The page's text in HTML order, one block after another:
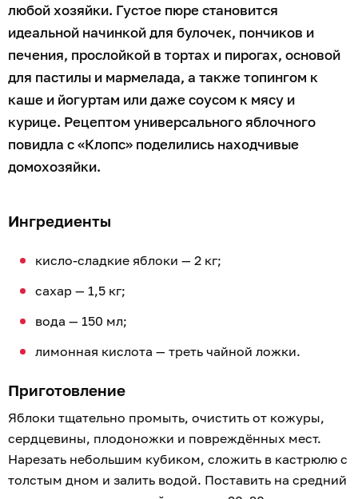
любой хозяйки. Густое пюре становится
идеальной начинкой для булочек, пончиков и
печения, прослойкой в тортах и пирогах, основой
для пастилы и мармелада, а также топингом к
каше и йогуртам или даже соусом к мясу и
курице. Рецептом универсального яблочного
повидла с «Клопс» поделились находчивые
домохозяйки.
Ингредиенты
кисло-сладкие яблоки — 2 кг;
сахар — 1,5 кг;
вода — 150 мл;
лимонная кислота — треть чайной ложки.
Приготовление
Яблоки тщательно промыть, очистить от кожуры,
сердцевины, плодоножки и повреждённых мест.
Нарезать небольшим кубиком, сложить в кастрюлю с
толстым дном и залить водой. Поставить на средний